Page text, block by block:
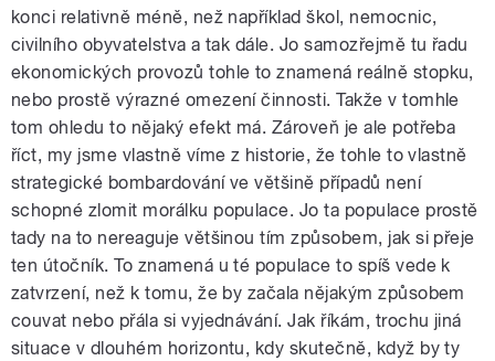
konci relativně méně, než například škol, nemocnic,
civilního obyvatelstva a tak dále. Jo samozřejmě tu řadu
ekonomických provozů tohle to znamená reálně stopku,
nebo prostě výrazné omezení činnosti. Takže v tomhle
tom ohledu to nějaký efekt má. Zároveň je ale potřeba
říct, my jsme vlastně víme z historie, že tohle to vlastně
strategické bombardování ve většině případů není
schopné zlomit morálku populace. Jo ta populace prostě
tady na to nereaguje většinou tím způsobem, jak si přeje
ten útočník. To znamená u té populace to spíš vede k
zatvrzení, než k tomu, že by začala nějakým způsobem
couvat nebo přála si vyjednávání. Jak říkám, trochu jiná
situace v dlouhém horizontu, kdy skutečně, když by ty